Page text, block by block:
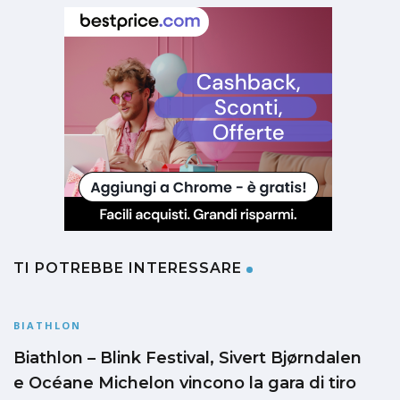
TI POTREBBE INTERESSARE
BIATHLON
Biathlon – Blink Festival, Sivert Bjørndalen
e Océane Michelon vincono la gara di tiro